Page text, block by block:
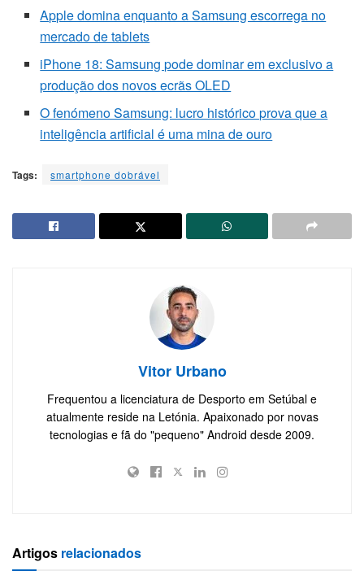
Apple domina enquanto a Samsung escorrega no
mercado de tablets
iPhone 18: Samsung pode dominar em exclusivo a
produção dos novos ecrãs OLED
O fenómeno Samsung: lucro histórico prova que a
inteligência artificial é uma mina de ouro
Tags: smartphone dobrável
Vitor Urbano
Frequentou a licenciatura de Desporto em Setúbal e
atualmente reside na Letónia. Apaixonado por novas
tecnologias e fã do "pequeno" Android desde 2009.
Artigos relacionados